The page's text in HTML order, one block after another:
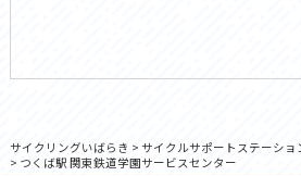
サイクリングいばらき > サイクルサポートステーショ
> つくば駅 関東鉄道学園サービスセンター